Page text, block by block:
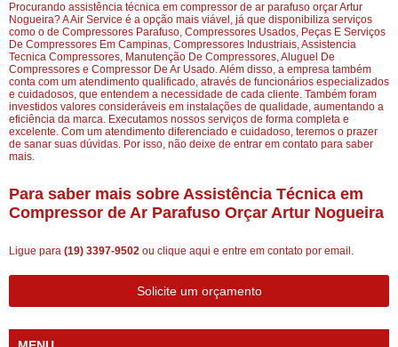
Procurando assistência técnica em compressor de ar parafuso orçar Artur
Nogueira? A Air Service é a opção mais viável, já que disponibiliza serviços
como o de Compressores Parafuso, Compressores Usados, Peças E Serviços
De Compressores Em Campinas, Compressores Industriais, Assistencia
Tecnica Compressores, Manutenção De Compressores, Aluguel De
Compressores e Compressor De Ar Usado. Além disso, a empresa também
conta com um atendimento qualificado, através de funcionários especializados
e cuidadosos, que entendem a necessidade de cada cliente. Também foram
investidos valores consideráveis em instalações de qualidade, aumentando a
eficiência da marca. Executamos nossos serviços de forma completa e
excelente. Com um atendimento diferenciado e cuidadoso, teremos o prazer
de sanar suas dúvidas. Por isso, não deixe de entrar em contato para saber
mais.
Para saber mais sobre Assistência Técnica em
Compressor de Ar Parafuso Orçar Artur Nogueira
Ligue para (19) 3397-9502 ou clique aqui e entre em contato por email.
Solicite um orçamento